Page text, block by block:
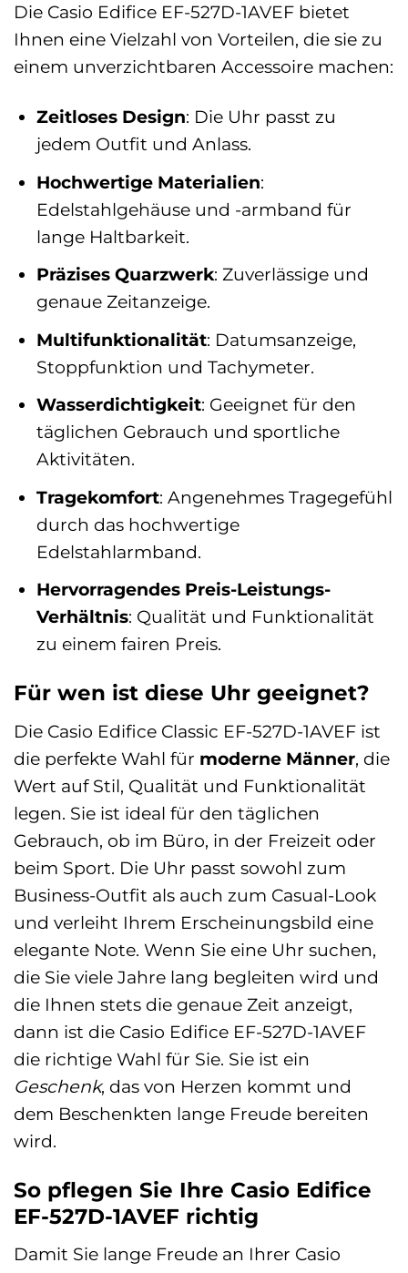
Die Casio Edifice EF-527D-1AVEF bietet
Ihnen eine Vielzahl von Vorteilen, die sie zu
einem unverzichtbaren Accessoire machen:
Zeitloses Design: Die Uhr passt zu
jedem Outfit und Anlass.
Hochwertige Materialien:
Edelstahlgehäuse und -armband für
lange Haltbarkeit.
Präzises Quarzwerk: Zuverlässige und
genaue Zeitanzeige.
Multifunktionalität: Datumsanzeige,
Stoppfunktion und Tachymeter.
Wasserdichtigkeit: Geeignet für den
täglichen Gebrauch und sportliche
Aktivitäten.
Tragekomfort: Angenehmes Tragegefühl
durch das hochwertige
Edelstahlarmband.
Hervorragendes Preis-Leistungs-
Verhältnis: Qualität und Funktionalität
zu einem fairen Preis.
Für wen ist diese Uhr geeignet?
Die Casio Edifice Classic EF-527D-1AVEF ist
die perfekte Wahl für moderne Männer, die
Wert auf Stil, Qualität und Funktionalität
legen. Sie ist ideal für den täglichen
Gebrauch, ob im Büro, in der Freizeit oder
beim Sport. Die Uhr passt sowohl zum
Business-Outfit als auch zum Casual-Look
und verleiht Ihrem Erscheinungsbild eine
elegante Note. Wenn Sie eine Uhr suchen,
die Sie viele Jahre lang begleiten wird und
die Ihnen stets die genaue Zeit anzeigt,
dann ist die Casio Edifice EF-527D-1AVEF
die richtige Wahl für Sie. Sie ist ein
Geschenk, das von Herzen kommt und
dem Beschenkten lange Freude bereiten
wird.
So pflegen Sie Ihre Casio Edifice
EF-527D-1AVEF richtig
Damit Sie lange Freude an Ihrer Casio